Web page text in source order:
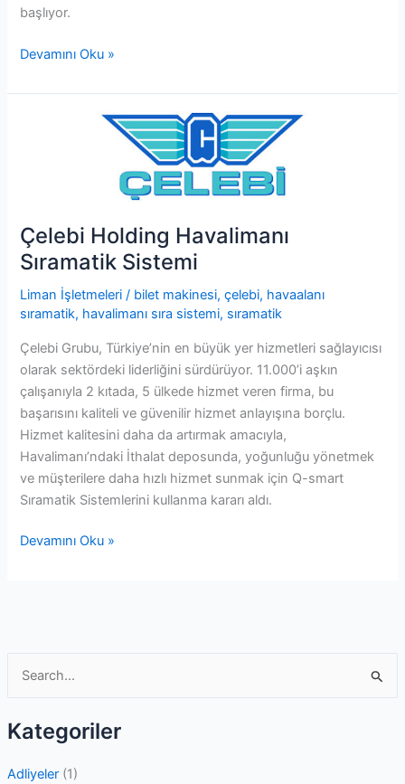
r
c
Kategoriler
Adliyeler(1)
başlıyor.
Silifke
Dairesi
Devamını Oku »
Çelebi Holding Havalimanı
Sıramatik Sistemi
Liman İşletmeleri / bilet makinesi,çelebi, havaalanı
sıramatik, havalimanı sıra sistemi, sıramatik
Çelebi Grubu, Türkiye’nin en büyük yer hizmetleri sağlayıcısı
olarak sektördeki liderliğini sürdürüyor. 11.000’i aşkın
çalışanıyla 2 kıtada, 5 ülkede hizmet veren firma, bu
başarısını kaliteli ve güvenilir hizmet anlayışına borçlu.
Hizmet kalitesini daha da artırmak amacıyla,
Havalimanı’ndaki İthalat deposunda, yoğunluğu yönetmek
ve müşterilere daha hızlı hizmet sunmak için Q-smart
Sıramatik Sistemlerini kullanma kararı aldı.
Çelebi
Devamını Oku »